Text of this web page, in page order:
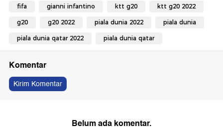
fifa gianni infantino ktt g20 ktt g20 2022
g20 g20 2022 piala dunia 2022 piala dunia
piala dunia qatar 2022 piala dunia qatar
Komentar
Kirim Komentar
Belum ada komentar.